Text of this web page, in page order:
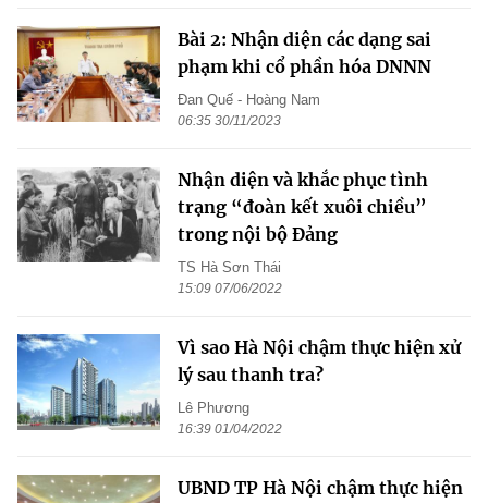
Bài 2: Nhận diện các dạng sai
phạm khi cổ phần hóa DNNN
Đan Quế - Hoàng Nam
06:35 30/11/2023
Nhận diện và khắc phục tình
trạng “đoàn kết xuôi chiều”
trong nội bộ Đảng
TS Hà Sơn Thái
15:09 07/06/2022
Vì sao Hà Nội chậm thực hiện xử
lý sau thanh tra?
Lê Phương
16:39 01/04/2022
UBND TP Hà Nội chậm thực hiện